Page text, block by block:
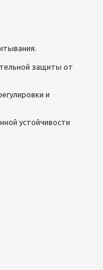
защиты от
и
устойчивости